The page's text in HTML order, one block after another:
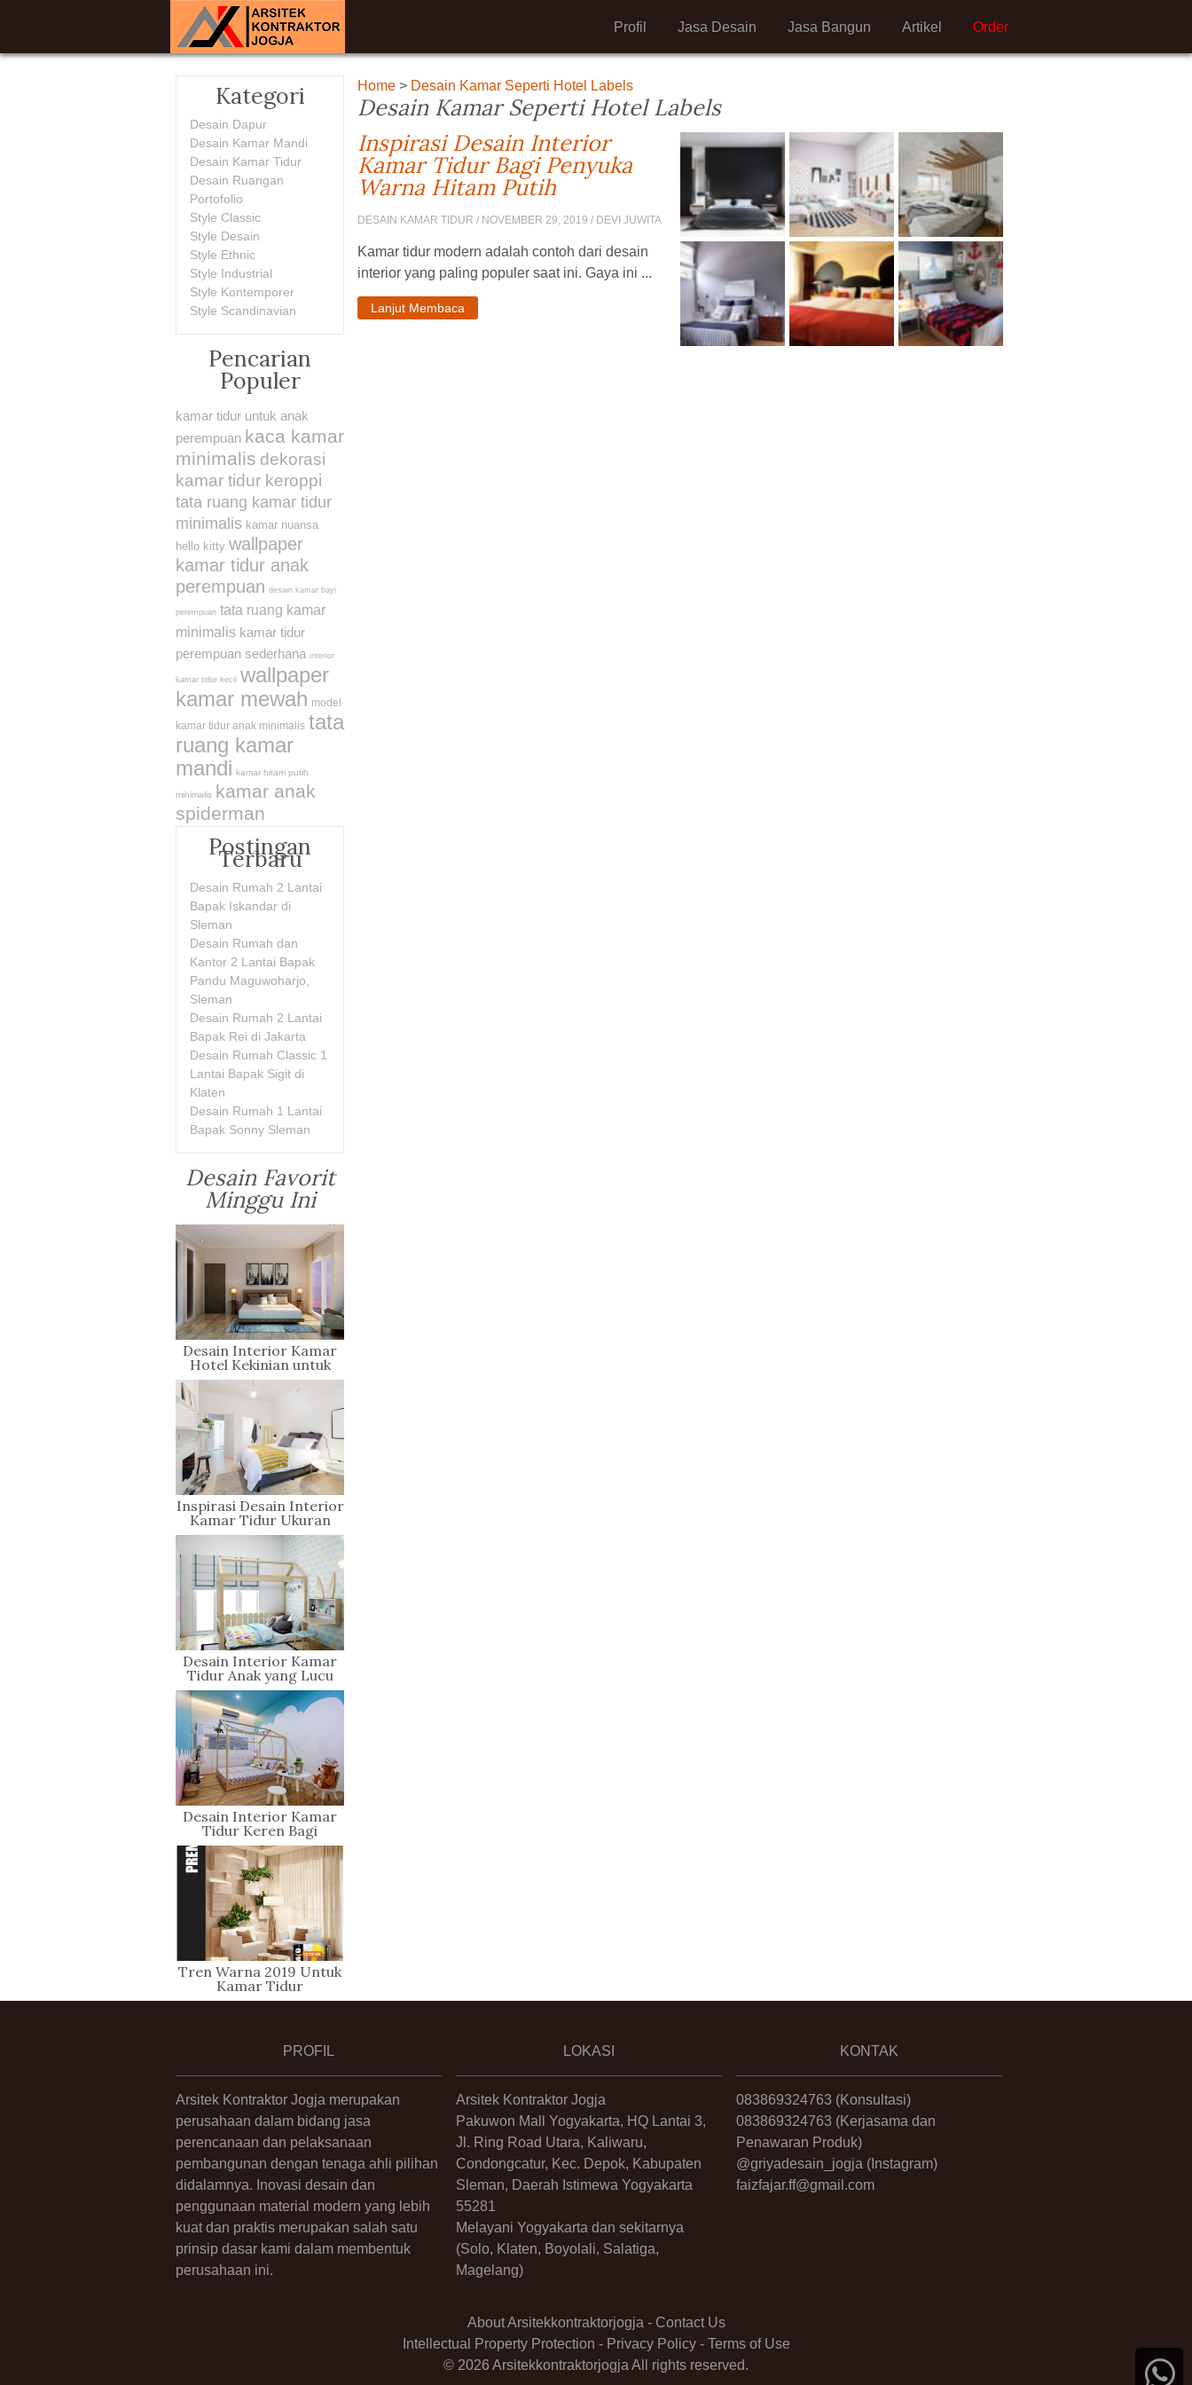
Order
Artikel
Jasa Bangun
Jasa Desain
Profil
Home > Desain Kamar Seperti Hotel Labels
Desain Kamar Seperti Hotel Labels
Inspirasi Desain Interior
Kamar Tidur Bagi Penyuka
Warna Hitam Putih
DESAIN KAMAR TIDUR / NOVEMBER 29, 2019 / DEVI JUWITA
Kamar tidur modern adalah contoh dari desain
interior yang paling populer saat ini. Gaya ini ...
Lanjut Membaca
Kategori
Desain Dapur
Desain Kamar Mandi
Desain Kamar Tidur
Desain Ruangan
Portofolio
Style Classic
Style Desain
Style Ethnic
Style Industrial
Style Kontemporer
Style Scandinavian
Pencarian
Populer
kamar tidur untuk anak
perempuan kaca kamar
minimalis dekorasi
kamar tidur keroppi
tata ruang kamar tidur
minimalis kamar nuansa
hello kitty wallpaper
kamar tidur anak
perempuan desain kamar bayi
perempuan tata ruang kamar
minimalis kamar tidur
perempuan sederhana interior
kamar tidur kecil wallpaper
kamar mewah model
kamar tidur anak minimalis tata
ruang kamar
mandi kamar hitam putih
minimalis kamar anak
spiderman
Postingan
Terbaru
Desain Rumah 2 Lantai
Bapak Iskandar di
Sleman
Desain Rumah dan
Kantor 2 Lantai Bapak
Pandu Maguwoharjo,
Sleman
Desain Rumah 2 Lantai
Bapak Rei di Jakarta
Desain Rumah Classic 1
Lantai Bapak Sigit di
Klaten
Desain Rumah 1 Lantai
Bapak Sonny Sleman
Desain Favorit
Minggu Ini
Desain Interior Kamar
Hotel Kekinian untuk
Liburan yang Penuh
Gaya
Inspirasi Desain Interior
Kamar Tidur Ukuran
Kecil Yang Sederhana
Desain Interior Kamar
Tidur Anak yang Lucu
dan Ceria
Desain Interior Kamar
Tidur Keren Bagi
Penyuka Warna Biru
Tren Warna 2019 Untuk
Kamar Tidur
PROFIL
Arsitek Kontraktor Jogja merupakan
perusahaan dalam bidang jasa
perencanaan dan pelaksanaan
pembangunan dengan tenaga ahli pilihan
didalamnya. Inovasi desain dan
penggunaan material modern yang lebih
kuat dan praktis merupakan salah satu
prinsip dasar kami dalam membentuk
perusahaan ini.
LOKASI
Arsitek Kontraktor Jogja
Pakuwon Mall Yogyakarta, HQ Lantai 3,
Jl. Ring Road Utara, Kaliwaru,
Condongcatur, Kec. Depok, Kabupaten
Sleman, Daerah Istimewa Yogyakarta
55281
Melayani Yogyakarta dan sekitarnya
(Solo, Klaten, Boyolali, Salatiga,
Magelang)
KONTAK
083869324763 (Konsultasi)
083869324763 (Kerjasama dan
Penawaran Produk)
@griyadesain_jogja (Instagram)
faizfajar.ff@gmail.com
About Arsitekkontraktorjogja - Contact Us
Intellectual Property Protection - Privacy Policy- Terms of Use
© 2026 Arsitekkontraktorjogja All rights reserved.